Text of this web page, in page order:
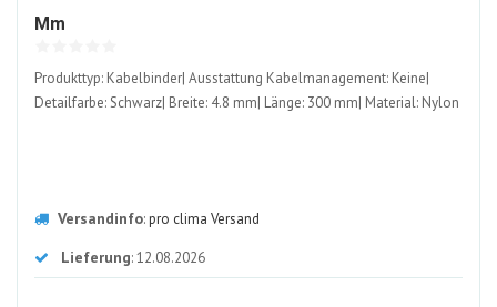
Mm
Produkttyp: Kabelbinder| Ausstattung Kabelmanagement: Keine|
Detailfarbe: Schwarz| Breite: 4.8 mm| Länge: 300 mm| Material: Nylon
Versandinfo:pro clima Versand
Lieferung: 12.08.2026